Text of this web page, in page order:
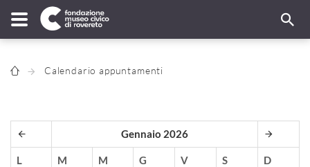
Calendario appuntamenti
Gennaio 2026
L M M G V S D